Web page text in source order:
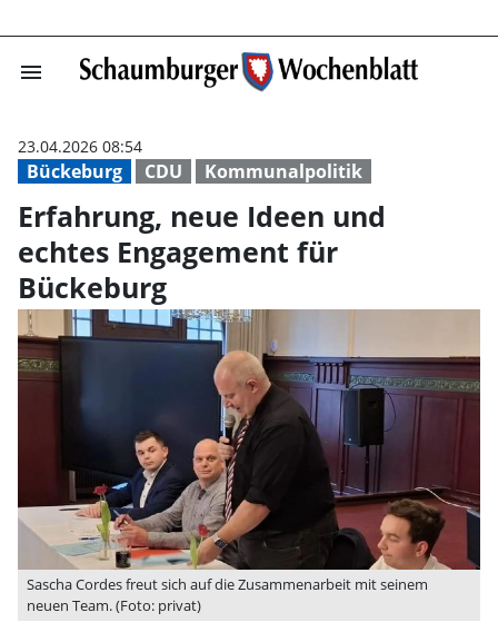
menu Erfahrung,
Bückeburg CDU Kommunalpolitik
23.04.2026 08:54
Erfahrung, neue Ideen und
echtes Engagement für
Bückeburg
Sascha Cordes freut sich auf die Zusammenarbeit mit seinem
neuen Team. (Foto: privat)